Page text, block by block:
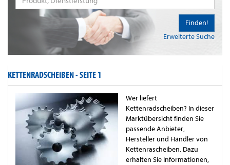
Erweiterte Suche
Finden!
KETTENRADSCHEIBEN -SEITE 1
Wer liefert
Kettenradscheiben? In dieser
Marktübersicht finden Sie
passende Anbieter,
Hersteller und Händler von
Kettenrascheiben. Dazu
erhalten Sie Informationen,